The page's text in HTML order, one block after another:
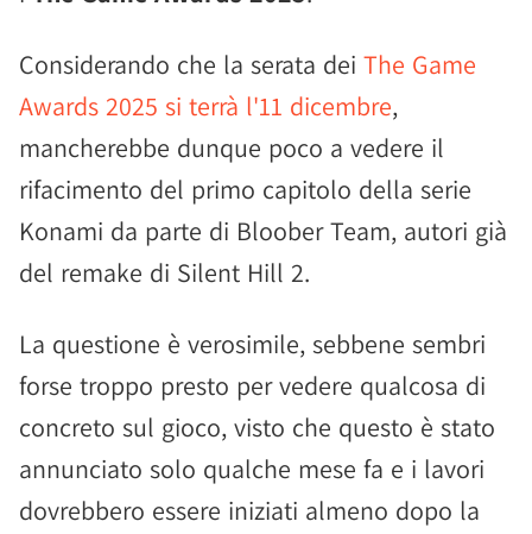
Considerando che la serata dei The Game
Awards 2025 si terrà l'11 dicembre,
mancherebbe dunque poco a vedere il
rifacimento del primo capitolo della serie
Konami da parte di Bloober Team, autori già
del remake di Silent Hill 2.
La questione è verosimile, sebbene sembri
forse troppo presto per vedere qualcosa di
concreto sul gioco, visto che questo è stato
annunciato solo qualche mese fa e i lavori
dovrebbero essere iniziati almeno dopo la